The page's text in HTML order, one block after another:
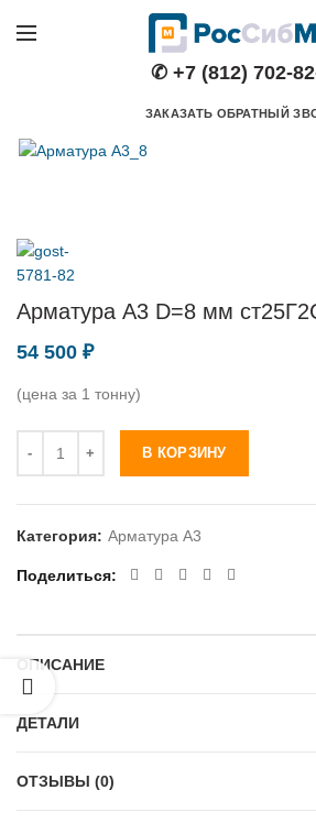
✆ +7 (812) 702-
ЗАКАЗАТЬ ОБРАТНЫЙ
Арматура А3 D=8 мм
54 500 ₽
(цена за 1 тонну)
В КОРЗИНУ
Категория: Арматура А3
Поделиться
ОПИСАНИЕ
ДЕТАЛИ
ОТЗЫВЫ (0)